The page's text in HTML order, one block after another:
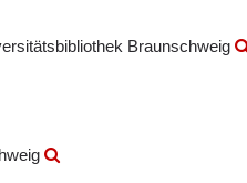
Braunschweig